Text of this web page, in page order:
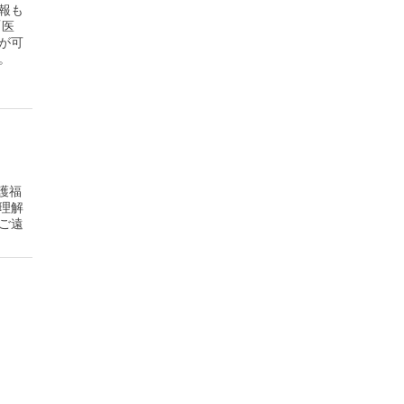
も
可
福
解
遠